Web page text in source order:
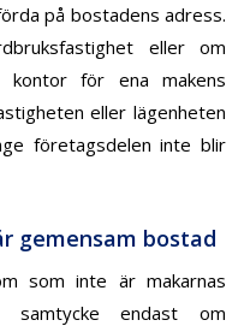
på bostadens adress.
eller om
kontor för ena makens
eller lägenheten
företagsdelen inte blir
gemensam bostad
som inte är makarnas
samtycke endast om